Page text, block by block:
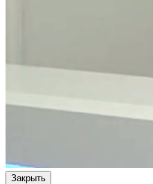
Закрыть